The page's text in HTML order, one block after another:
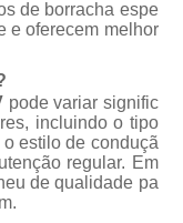
de borracha espe
e oferecem melhor
pode variar signific
incluindo o tipo
o estilo de conduç
regular. Em
de qualidade pa